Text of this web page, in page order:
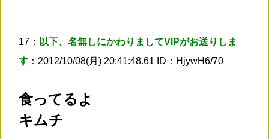
17： 以下、名無しにかわりましてVIPがお送りしま
す ：2012/10/08(月) 20:41:48.61 ID：HjywH6/70
食ってるよ
キムチ